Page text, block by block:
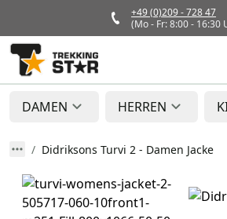
+49 (0)209 - 728 47
(Mo - Fr: 8:00 - 16:30
DAMEN HERREN
Didriksons Turvi 2 - Damen Jacke